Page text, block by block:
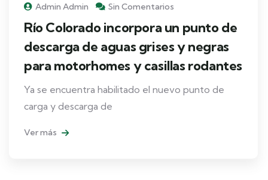
Admin Admin Sin Comentarios
Río Colorado incorpora un punto de
descarga de aguas grises y negras
para motorhomes y casillas rodantes
Ya se encuentra habilitado el nuevo punto de
carga y descarga de
Ver más